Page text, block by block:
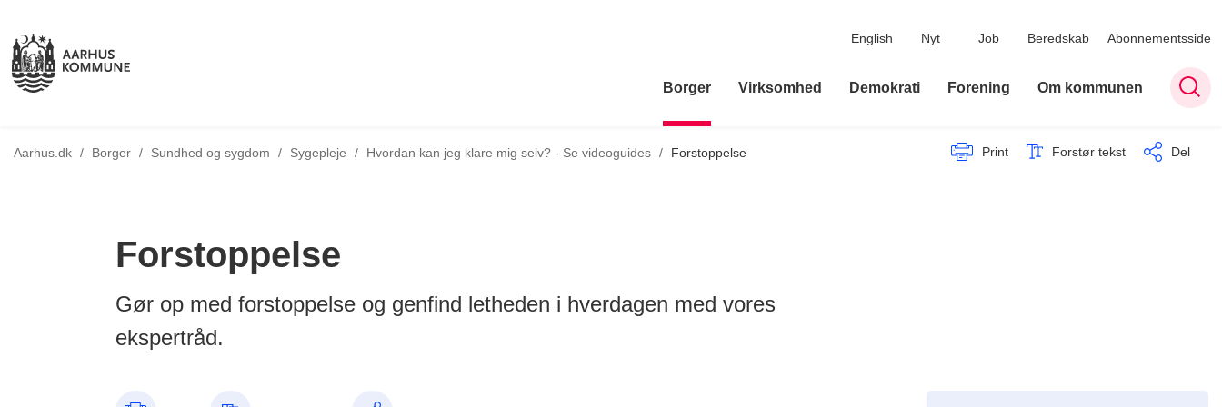
English Nyt Job Beredskab Abonnementsside
Borger Virksomhed Demokrati Forening Om kommunen
Aarhus.dk / Borger / Sundhed og sygdom / Sygepleje / Tilbage til
Hvordan kan jeg klare mig selv? - Se videoguides / Forstoppelse Print Forstør tekst Del
Forstoppelse
Gør op med forstoppelse og genfind letheden i hverdagen med vores
ekspertråd.